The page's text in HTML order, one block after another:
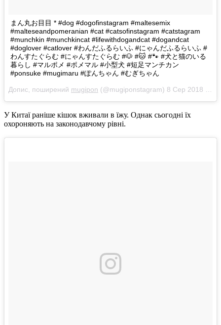
まん丸お目目 * #dog #dogofinstagram #maltesemix
#malteseandpomeranian #cat #catsofinstagram #catstagram
#munchkin #munchkincat #lifewithdogandcat #dogandcat
#doglover #catlover #わんだふるらいふ #にゃんだふるらいふ #
わんすたぐらむ #にゃんすたぐらむ #🐶 #🐱 #🐾 #犬と猫のいる
暮らし #マルポメ #ポメマル #小型犬 #短足マンチカン
#ponsuke #mugimaru #ぽんちゃん #むぎちゃん
Допис, поширений mugipon (@mugiponstagram) 8 Сер 2018 р. о 6:37 PDT
У Китаї раніше кішок вживали в їжу. Однак сьогодні їх
охороняють на законодавчому рівні.